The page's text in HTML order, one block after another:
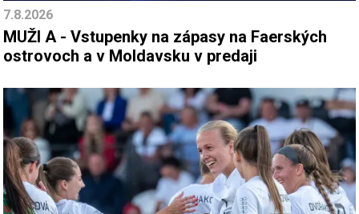
7.8.2026
MUŽI A - Vstupenky na zápasy na Faerských
ostrovoch a v Moldavsku v predaji